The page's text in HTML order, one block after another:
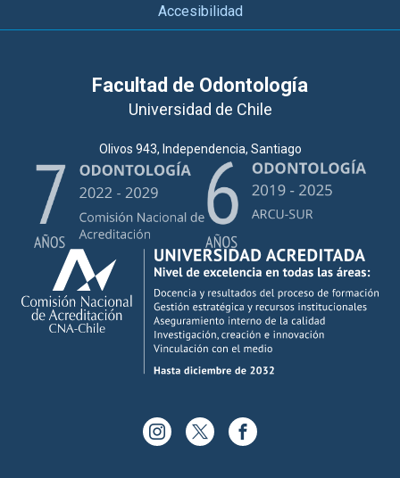
Accesibilidad
Facultad de Odontología
Universidad de Chile
Olivos 943, Independencia, Santiago